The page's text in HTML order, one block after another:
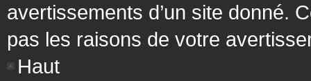
avertissements d’un site donné.
pas les raisons de votre
Haut